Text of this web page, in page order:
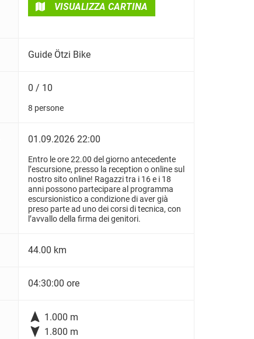
VISUALIZZA CARTINA
Guide Ötzi Bike
0 / 10
8 persone
01.09.2026 22:00
Entro le ore 22.00 del giorno antecedente
l’escursione, presso la reception o online sul
nostro sito online! Ragazzi tra i 16 e i 18
anni possono partecipare al programma
escursionistico a condizione di aver già
preso parte ad uno dei corsi di tecnica, con
l’avvallo della firma dei genitori.
44.00 km
04:30:00 ore
 1.000 m
 1.800 m